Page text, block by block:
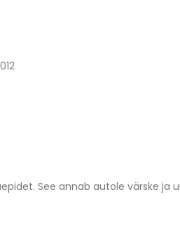
See annab autole värske